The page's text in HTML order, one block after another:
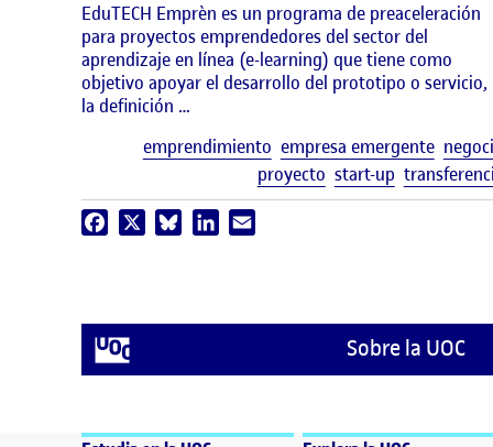
EduTECH Emprèn es un programa de preaceleración
para proyectos emprendedores del sector del
aprendizaje en línea (e-learning) que tiene como
objetivo apoyar el desarrollo del prototipo o servicio,
la definición …
emprendimiento empresa emergente
proyecto start-up
Facebook BlueskyLinkedIn
Sobre la UOC